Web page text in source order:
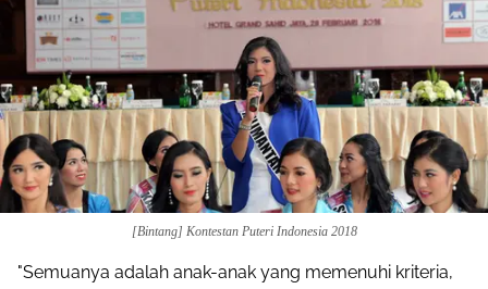
[Bintang] Kontestan Puteri Indonesia 2018
"Semuanya adalah anak-anak yang memenuhi kriteria,